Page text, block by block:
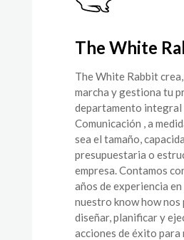
The White
The White Rabbit
marcha y gestiona tu
departamento integral
Comunicación , a
sea el tamaño,
presupuestaria o
empresa. Contamos
años de experiencia
nuestro know how nos
diseñar, planificar y
acciones de éxito para